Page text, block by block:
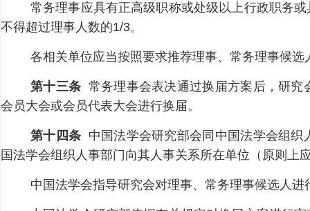
常务理事应具有正高级职称或处级以上行政职务
不得超过理事人数的1/3。
各相关单位应当按照要求推荐理事、常务理事候选
第十三条 常务理事会表决通过换届方案后，研
会员大会或会员代表大会进行换届。
第十四条 中国法学会研究部会同中国法学会组
国法学会组织人事部门向其人事关系所在单位（原则上
中国法学会指导研究会对理事、常务理事候选人进